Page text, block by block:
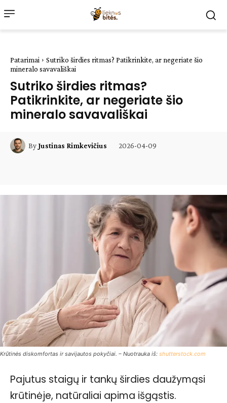
Patarimai
Sutriko širdies ritmas? Patikrinkite, ar negeriate šio
mineralo savavališkai
Sutriko širdies ritmas?
Patikrinkite, ar negeriate šio
mineralo savavališkai
ByJustinas Rimkevičius 2026-04-09
Krūtinės diskomfortas ir savijautos pokyčiai. – Nuotrauka iš: shutterstock.com
Pajutus staigų ir tankų širdies daužymąsi
krūtinėje, natūraliai apima išgąstis.